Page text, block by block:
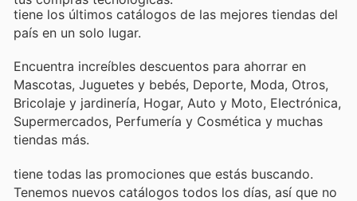
tiene los últimos catálogos de las mejores tiendas del
país en un solo lugar.
Encuentra increíbles descuentos para ahorrar en
Mascotas, Juguetes y bebés, Deporte, Moda, Otros,
Bricolaje y jardinería, Hogar, Auto y Moto, Electrónica,
Supermercados, Perfumería y Cosmética y muchas
tiendas más.
tiene todas las promociones que estás buscando.
Tenemos nuevos catálogos todos los días, así que no